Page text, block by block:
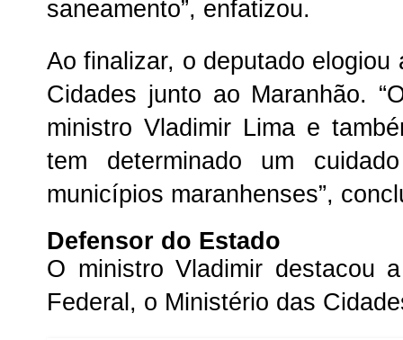
saneamento”, enfatizou.
Ao finalizar, o deputado
Cidades junto ao Maranhão.
ministro Vladimir Lima e
tem determinado um
municípios maranhenses”,
Defensor do Estado
O ministro Vladimir destacou
Federal, o Ministério das